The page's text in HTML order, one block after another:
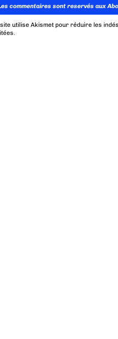
commentaires sont reservés aux
utilise Akismet pour réduire les
.